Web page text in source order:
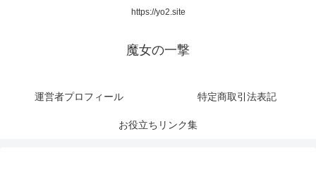
https://yo2.site
魔女の一撃
運営者プロフィール 特定商取引法表記
お役立ちリンク集